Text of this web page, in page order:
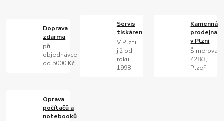
Doprava
zdarma
při
objednávce
od 5000 Kč
Servis
tiskáren
V Plzni
již od
roku
1998
Kamenná
prodejna
v Plzni
Šimerova
428/3,
Plzeň
Oprava
počítačů a
notebooků